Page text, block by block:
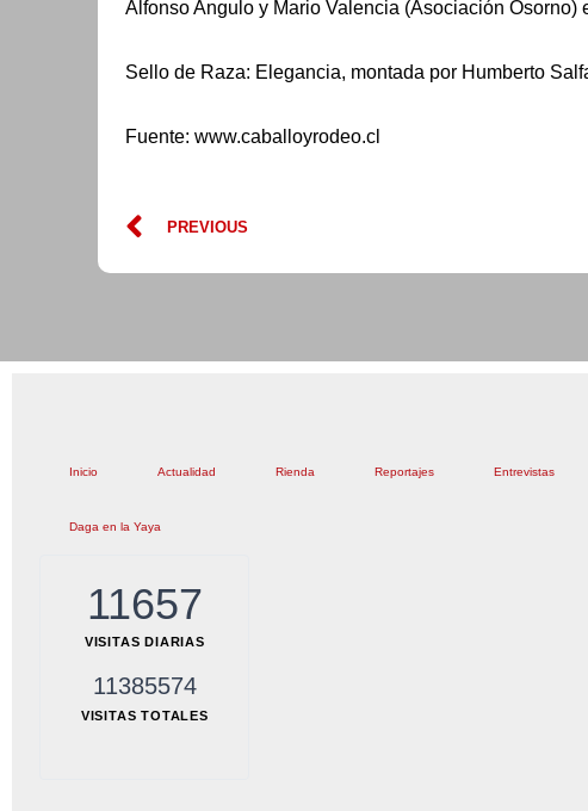
Alfonso Angulo y Mario Valencia (Asociación Osorno)
Sello de Raza: Elegancia, montada por Humberto
Fuente: www.caballoyrodeo.cl
Prev
PREVIOUS
Inicio Actualidad Rienda Reportajes Entrevistas
Daga en la Yaya
11657
VISITAS DIARIAS
11385574
VISITAS TOTALES